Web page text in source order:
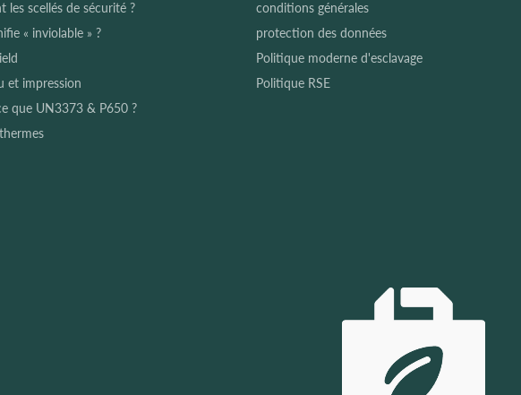
les scellés de sécurité ?
« inviolable » ?
et impression
que UN3373 & P650 ?
conditions générales
protection des données
Politique moderne d'esclavage
Politique RSE